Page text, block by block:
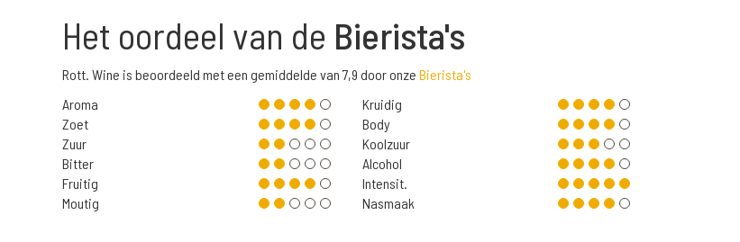
Het oordeel van de Bierista's
Rott. Wine is beoordeeld met een gemiddelde van 7,9 door onze Bierista's
Aroma
Zoet
Zuur
Bitter
Fruitig
Moutig
Kruidig
Body
Koolzuur
Alcohol
Intensit.
Nasmaak